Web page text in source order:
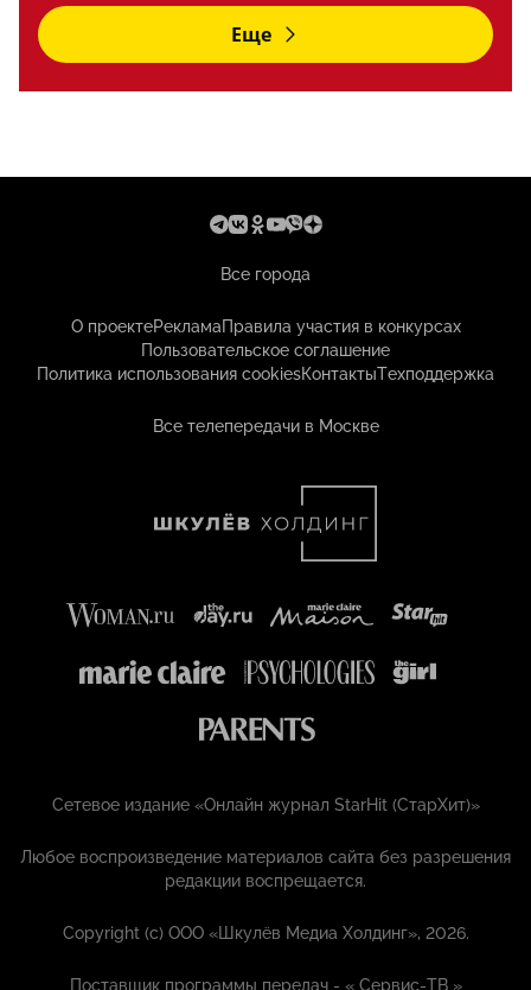
Еще
Все города
О проектеРекламаПравила участия в конкурсах
Пользовательское соглашение
Политика использования cookiesКонтактыТехподдержка
Все телепередачи в Москве
Сетевое издание «Онлайн журнал StarHit (СтарХит)»
Любое воспроизведение материалов сайта без разрешения
редакции воспрещается.
Copyright (с) ООО «Шкулёв Медиа Холдинг», 2026.
Поставщик программы передач - «Сервис-ТВ »